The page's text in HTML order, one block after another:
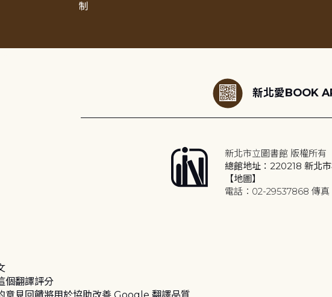
制
新北愛BOOK
新北市立圖書館 版權所有
總館地址：220218 新北
【地圖】
電話：02-29537868 傳
個翻譯評分